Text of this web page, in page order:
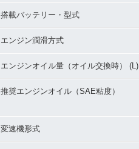
搭載バッテリー・型式
エンジン潤滑方式
エンジンオイル量（オイル交換時） (L)
推奨エンジンオイル（SAE粘度）
変速機形式